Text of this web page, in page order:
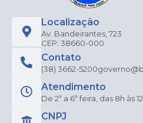
Localização
Av. Bandeirantes, 723
CEP: 38660-000
Contato
(38) 3662-5200
Atendimento
De 2ª a 6ª feira, das 8h às
CNPJ